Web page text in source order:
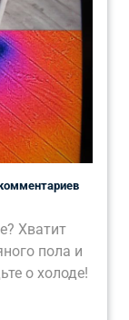
Хватит
пола и
о холоде!